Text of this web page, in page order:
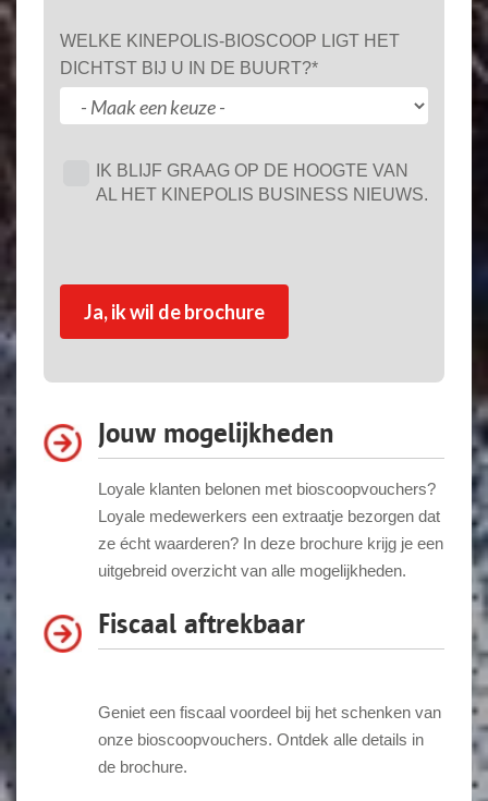
WELKE KINEPOLIS-BIOSCOOP LIGT HET
DICHTST BIJ U IN DE BUURT?*
IK BLIJF GRAAG OP DE HOOGTE VAN
AL HET KINEPOLIS BUSINESS NIEUWS.
Jouw mogelijkheden
Loyale klanten belonen met bioscoopvouchers?
Loyale medewerkers een extraatje bezorgen dat
ze écht waarderen? In deze brochure krijg je een
uitgebreid overzicht van alle mogelijkheden.
Fiscaal aftrekbaar
Geniet een fiscaal voordeel bij het schenken van
onze bioscoopvouchers. Ontdek alle details in
de brochure.